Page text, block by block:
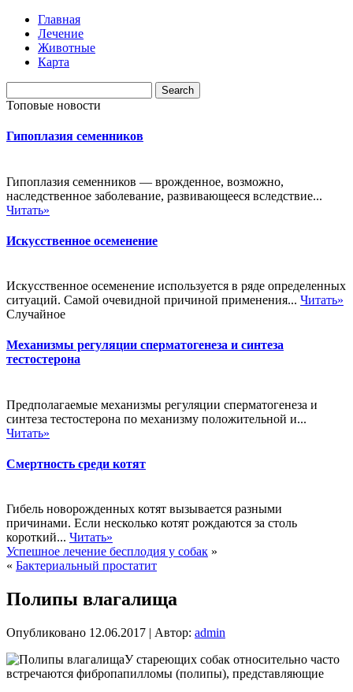
Главная
Лечение
Животные
Карта
Топовые новости
Гипоплазия семенников
Гипоплазия семенников — врожденное, возможно,
наследственное заболевание, развивающееся вследствие...
Читать»
Искусственное осеменение
Искусственное осеменение используется в ряде определенных
ситуаций. Самой очевидной причиной применения... Читать»
Случайное
Механизмы регуляции сперматогенеза и синтеза
тестостерона
Предполагаемые механизмы регуляции сперматогенеза и
синтеза тестостерона по механизму положительной и...
Читать»
Смертность среди котят
Гибель новорожденных котят вызывается разными
причинами. Если несколько котят рождаются за столь
короткий... Читать»
Успешное лечение бесплодия у собак »
« Бактериальный простатит
Полипы влагалища
Опубликовано 12.06.2017 | Автор: admin
У стареющих собак относительно часто
встречаются фибропапилломы (полипы), представляющие